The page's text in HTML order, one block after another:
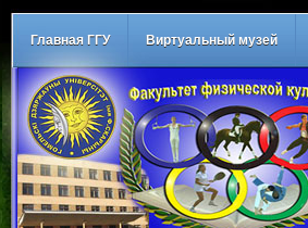
Главная ГГУ Виртуальный музей